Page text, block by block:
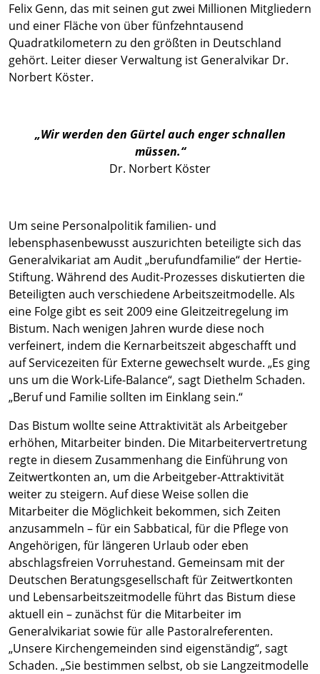
Felix Genn, das mit seinen gut zwei Millionen Mitgliedern
und einer Fläche von über fünfzehntausend
Quadratkilometern zu den größten in Deutschland
gehört. Leiter dieser Verwaltung ist Generalvikar Dr.
Norbert Köster.
„Wir werden den Gürtel auch enger schnallen
müssen.“
Dr. Norbert Köster
Um seine Personalpolitik familien- und
lebensphasenbewusst auszurichten beteiligte sich das
Generalvikariat am Audit „berufundfamilie“ der Hertie-
Stiftung. Während des Audit-Prozesses diskutierten die
Beteiligten auch verschiedene Arbeitszeitmodelle. Als
eine Folge gibt es seit 2009 eine Gleitzeitregelung im
Bistum. Nach wenigen Jahren wurde diese noch
verfeinert, indem die Kernarbeitszeit abgeschafft und
auf Servicezeiten für Externe gewechselt wurde. „Es ging
uns um die Work-Life-Balance“, sagt Diethelm Schaden.
„Beruf und Familie sollten im Einklang sein.“
Das Bistum wollte seine Attraktivität als Arbeitgeber
erhöhen, Mitarbeiter binden. Die Mitarbeitervertretung
regte in diesem Zusammenhang die Einführung von
Zeitwertkonten an, um die Arbeitgeber-Attraktivität
weiter zu steigern. Auf diese Weise sollen die
Mitarbeiter die Möglichkeit bekommen, sich Zeiten
anzusammeln – für ein Sabbatical, für die Pflege von
Angehörigen, für längeren Urlaub oder eben
abschlagsfreien Vorruhestand. Gemeinsam mit der
Deutschen Beratungsgesellschaft für Zeitwertkonten
und Lebensarbeitszeitmodelle führt das Bistum diese
aktuell ein – zunächst für die Mitarbeiter im
Generalvikariat sowie für alle Pastoralreferenten.
„Unsere Kirchengemeinden sind eigenständig“, sagt
Schaden. „Sie bestimmen selbst, ob sie Langzeitmodelle